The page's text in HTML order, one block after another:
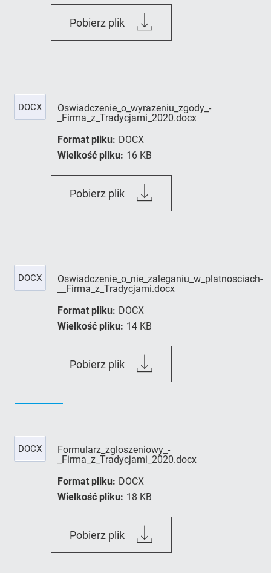
Pobierz plik
DOCX
Oswiadczenie_o_wyrazeniu_zgody_-
_Firma_z_Tradycjami_2020.docx
Format pliku: DOCX
Wielkość pliku: 16 KB
Pobierz plik
DOCX
Oswiadczenie_o_nie_zaleganiu_w_platnosciach-
__Firma_z_Tradycjami.docx
Format pliku: DOCX
Wielkość pliku: 14 KB
Pobierz plik
__Firma_z_Tradycjami.docx
DOCX
Formularz_zgloszeniowy_-
_Firma_z_Tradycjami_2020.docx
Format pliku: DOCX
Wielkość pliku: 18 KB
Pobierz plik Formularz_zgloszeniowy_-